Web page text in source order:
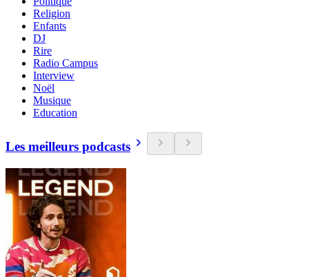
Religion
Enfants
DJ
Rire
Radio Campus
Interview
Noël
Musique
Education
Les meilleurs podcasts